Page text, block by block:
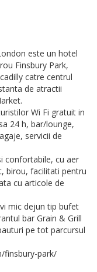
este un hotel
Finsbury Park,
catre centrul
de atractii
Wi Fi gratuit in
24 h, bar/lounge,
servicii de
confortabile, cu aer
birou, facilitati pentru
cu articole de
mic dejun tip bufet
bar Grain & Grill
pe tot parcursul
finsbury-park/